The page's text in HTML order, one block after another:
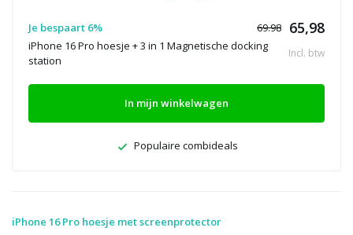
Je bespaart 6% 69.98 65,98
iPhone 16 Pro hoesje + 3 in 1 Magnetische docking
station
Incl. btw
In mijn winkelwagen
Populaire combideals
iPhone 16 Pro hoesje met screenprotector